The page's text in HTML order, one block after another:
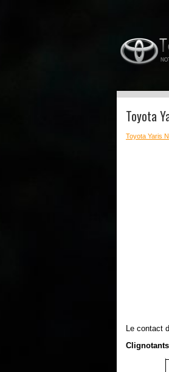
Toyota
Toyota Yaris
Le contact
Clignotants